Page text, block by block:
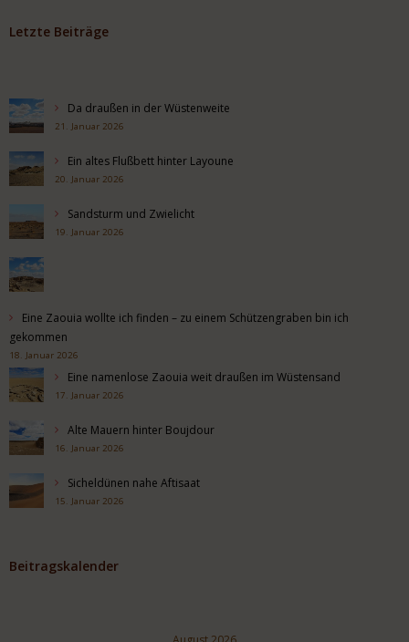
Letzte Beiträge
Da draußen in der Wüstenweite
21. Januar 2026
Ein altes Flußbett hinter Layoune
20. Januar 2026
Sandsturm und Zwielicht
19. Januar 2026
Eine Zaouia wollte ich finden – zu einem Schützengraben bin ich
gekommen
18. Januar 2026
Eine namenlose Zaouia weit draußen im Wüstensand
17. Januar 2026
Alte Mauern hinter Boujdour
16. Januar 2026
Sicheldünen nahe Aftisaat
15. Januar 2026
Beitragskalender